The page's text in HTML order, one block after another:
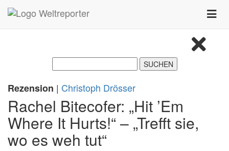
Zum Inhalt springen
Toggle
Rezension | Christoph Drösser
Rachel Bitecofer: „Hit ’Em
Where It Hurts!“ – „Trefft sie,
wo es weh tut“